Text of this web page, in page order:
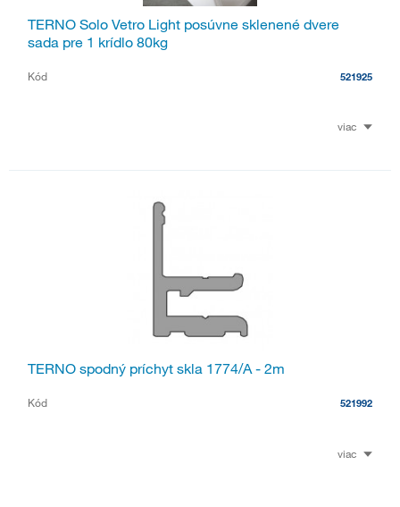
TERNO Solo Vetro Light posúvne sklenené dvere
sada pre 1 krídlo 80kg
Kód 521925
viac
TERNO spodný príchyt skla 1774/A - 2m
Kód 521992
viac